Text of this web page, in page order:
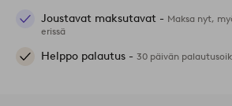
Joustavat maksutavat - Maksa nyt,
erissä
Helppo palautus - 30 päivän